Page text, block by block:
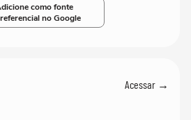
como fonte
no Google
Acessar →